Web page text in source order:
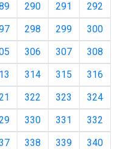
290 291
292
298 299
300
306 307
308
314 315
316
322 323
324
330 331
332
338 339
340